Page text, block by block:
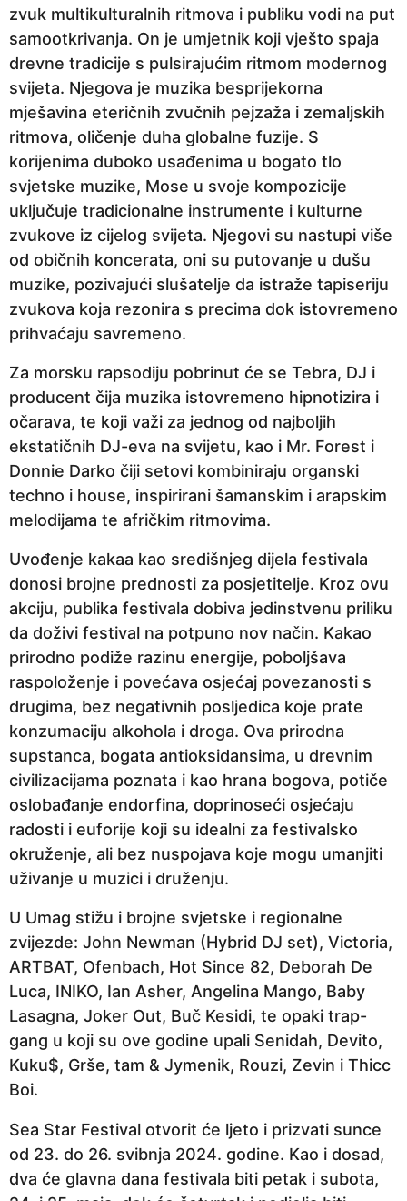
zvuk multikulturalnih ritmova i publiku vodi na put
samootkrivanja. On je umjetnik koji vješto spaja
drevne tradicije s pulsirajućim ritmom modernog
svijeta. Njegova je muzika besprijekorna
mješavina eteričnih zvučnih pejzaža i zemaljskih
ritmova, oličenje duha globalne fuzije. S
korijenima duboko usađenima u bogato tlo
svjetske muzike, Mose u svoje kompozicije
uključuje tradicionalne instrumente i kulturne
zvukove iz cijelog svijeta. Njegovi su nastupi više
od običnih koncerata, oni su putovanje u dušu
muzike, pozivajući slušatelje da istraže tapiseriju
zvukova koja rezonira s precima dok istovremeno
prihvaćaju savremeno.
Za morsku rapsodiju pobrinut će se Tebra, DJ i
producent čija muzika istovremeno hipnotizira i
očarava, te koji važi za jednog od najboljih
ekstatičnih DJ-eva na svijetu, kao i Mr. Forest i
Donnie Darko čiji setovi kombiniraju organski
techno i house, inspirirani šamanskim i arapskim
melodijama te afričkim ritmovima.
Uvođenje kakaa kao središnjeg dijela festivala
donosi brojne prednosti za posjetitelje. Kroz ovu
akciju, publika festivala dobiva jedinstvenu priliku
da doživi festival na potpuno nov način. Kakao
prirodno podiže razinu energije, poboljšava
raspoloženje i povećava osjećaj povezanosti s
drugima, bez negativnih posljedica koje prate
konzumaciju alkohola i droga. Ova prirodna
supstanca, bogata antioksidansima, u drevnim
civilizacijama poznata i kao hrana bogova, potiče
oslobađanje endorfina, doprinoseći osjećaju
radosti i euforije koji su idealni za festivalsko
okruženje, ali bez nuspojava koje mogu umanjiti
uživanje u muzici i druženju.
U Umag stižu i brojne svjetske i regionalne
zvijezde: John Newman (Hybrid DJ set), Victoria,
ARTBAT, Ofenbach, Hot Since 82, Deborah De
Luca, INIKO, Ian Asher, Angelina Mango, Baby
Lasagna, Joker Out, Buč Kesidi, te opaki trap-
gang u koji su ove godine upali Senidah, Devito,
Kuku$, Grše, tam & Jymenik, Rouzi, Zevin i Thicc
Boi.
Sea Star Festival otvorit će ljeto i prizvati sunce
od 23. do 26. svibnja 2024. godine. Kao i dosad,
dva će glavna dana festivala biti petak i subota,